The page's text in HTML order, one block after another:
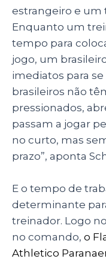
estrangeiro e um
Enquanto um
tempo para
jogo, um
imediatos para
brasileiros não
pressionados,
passam a jogar
no curto, mas
prazo”, aponta
E o tempo de
determinante
treinador. Logo
no comando, o
Athletico